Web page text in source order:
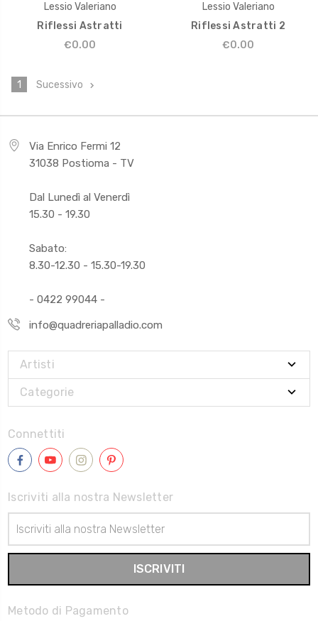
Lessio Valeriano
Riflessi Astratti
€0.00
Lessio Valeriano
Riflessi Astratti 2
€0.00
1 Sucessivo
Via Enrico Fermi 12
31038 Postioma - TV
Dal Lunedì al Venerdì
15.30 - 19.30
Sabato:
8.30-12.30 - 15.30-19.30
- 0422 99044 -
info@quadreriapalladio.com
Artisti
Categorie
Connettiti
Iscriviti alla nostra Newsletter
Email
Metodo di Pagamento